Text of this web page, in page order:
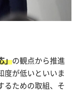
」の観点から推進
度が低いといいま
るための取組、そ